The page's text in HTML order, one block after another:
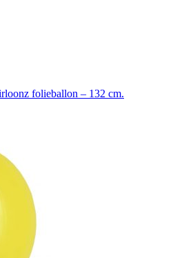
folieballon – 132 cm.